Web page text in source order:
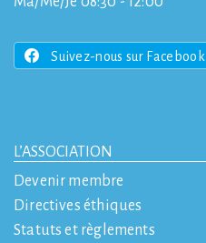
Suivez-nous sur Facebook
L’ASSOCIATION
Devenir membre
Directives éthiques
Statuts et règlements